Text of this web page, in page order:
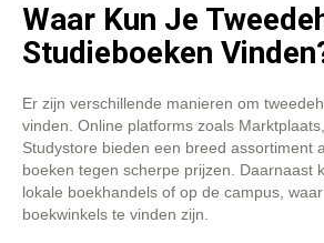
Waar Kun Je
Studieboeken
Er zijn verschillende manieren om
vinden. Online platforms zoals
Studystore bieden een breed assortiment
boeken tegen scherpe prijzen. Daarnaast
lokale boekhandels of op de campus,
boekwinkels te vinden zijn.